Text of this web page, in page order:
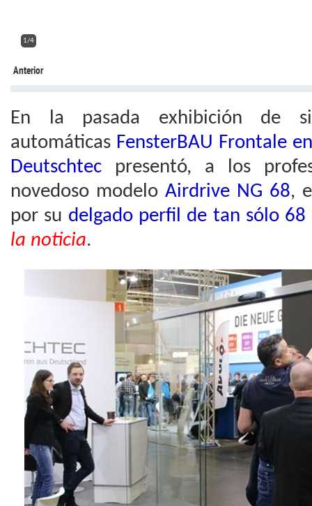
2/4
Anterior
En la pasada exhibición de
automáticas FensterBAU Frontale
Deutschtec presentó, a los
novedoso modelo Airdrive NG 68,
por su delgado perfil de tan sólo 68
la noticia.